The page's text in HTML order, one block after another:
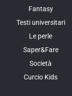
Fantasy
Testi universitari
Le perle
Saper&Fare
Società
Curcio Kids